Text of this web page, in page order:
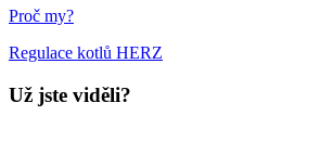
Proč my?
Regulace kotlů HERZ
Už jste viděli?